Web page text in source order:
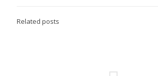
Related posts